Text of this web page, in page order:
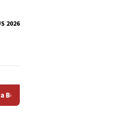
2026
Gorontalo Termahal di